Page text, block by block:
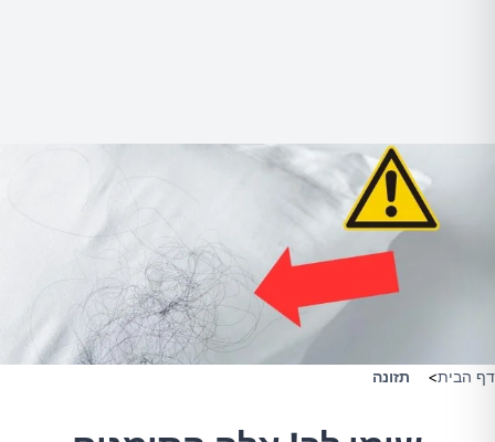
דף הבית> תזונה